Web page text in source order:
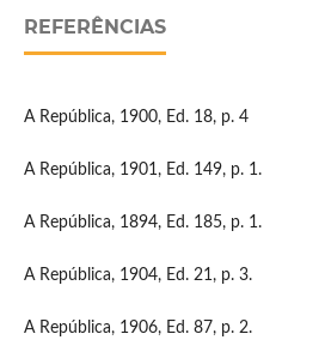
REFERÊNCIAS
A República, 1900, Ed. 18, p. 4
A República, 1901, Ed. 149, p. 1.
A República, 1894, Ed. 185, p. 1.
A República, 1904, Ed. 21, p. 3.
A República, 1906, Ed. 87, p. 2.